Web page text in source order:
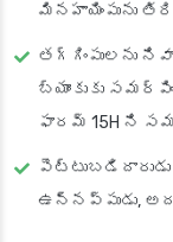
మినహాయింపును
తగ్గింపులను
బ్యాంకుకు
ఫారమ్ 15H ని
పెట్టుబడిదారుడు
ఉన్నప్పుడు,